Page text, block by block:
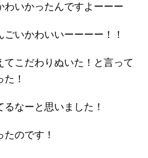
わいかったんですよーーー
いかわいいーーーー！！
てこだわりぬいた！と言って
！
なーと思いました！
のです！